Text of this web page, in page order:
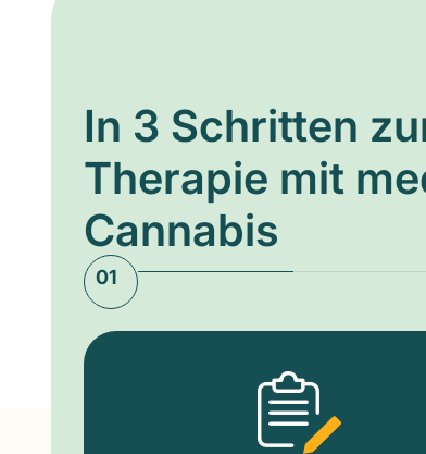
In 3 Schritten
Therapie mit
Cannabis
01